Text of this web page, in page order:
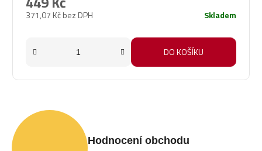
371,07 Kč bez DPH Skladem
DO KOŠÍKU
Hodnocení obchodu